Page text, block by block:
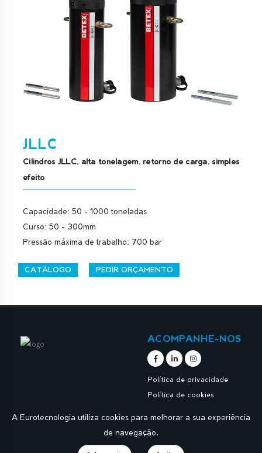
A Eurotecnologia utiliza cookies para melhorar a sua experiência
de navegação.
JLLC
Cilindros JLLC, alta tonelagem, retorno de carga, simples
efeito
Capacidade: 50 - 1000 toneladas
Curso: 50 - 300mm
Pressão máxima de trabalho: 700 bar
CATÁLOGO PEDIR ORÇAMENTO
ACOMPANHE-NOS
Política de privacidade
Política de cookies